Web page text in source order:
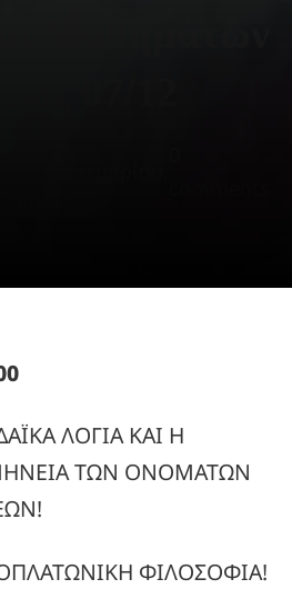
ΛΟΓΙΑ ΚΑΙ Η
ΤΩΝ ΟΝΟΜΑΤΩΝ
ΦΙΛΟΣΟΦΙΑ!